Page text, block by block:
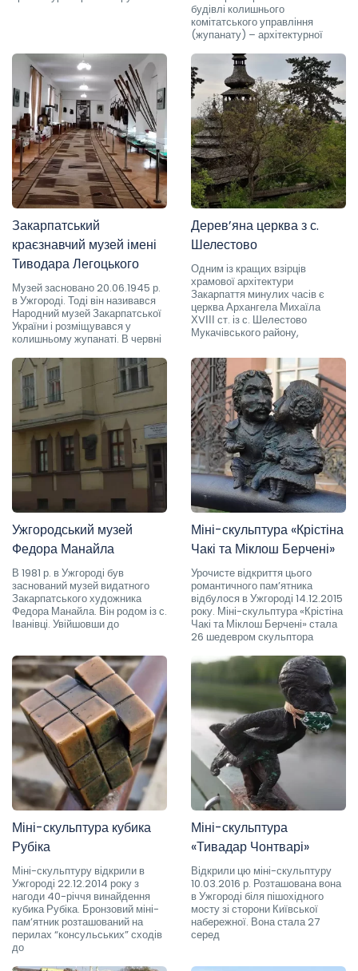
будівлі колишнього
комітатського управління
(жупанату) – архітектурної
Закарпатський
краєзнавчий музей імені
Тиводара Легоцького
Музей засновано 20.06.1945 р.
в Ужгороді. Тоді він називався
Народний музей Закарпатської
України і розміщувався у
колишньому жупанаті. В червні
Дерев’яна церква з с.
Шелестово
Одним із кращих взірців
храмової архітектури
Закарпаття минулих часів є
церква Архангела Михаїла
ХVІІІ ст. із с. Шелестово
Мукачівського району,
Ужгородський музей
Федора Манайла
В 1981 р. в Ужгороді був
заснований музей видатного
Закарпатського художника
Федора Манайла. Він родом із с.
Іванівці. Увійшовши до
Міні-скульптура «Крістіна
Чакі та Міклош Берчені»
Урочисте відкриття цього
романтичного пам’ятника
відбулося в Ужгороді 14.12.2015
року. Міні-скульптура «Крістіна
Чакі та Міклош Берчені» стала
26 шедевром скульптора
Міні-скульптура кубика
Рубіка
Міні-скульптуру відкрили в
Ужгороді 22.12.2014 року з
нагоди 40-річчя винайдення
кубика Рубіка. Бронзовий міні-
пам’ятник розташований на
перилах “консульських” сходів
до
Міні-скульптура
«Тивадар Чонтварі»
Відкрили цю міні-скульптуру
10.03.2016 р. Розташована вона
в Ужгороді біля пішохідного
мосту зі сторони Київської
набережної. Вона стала 27
серед